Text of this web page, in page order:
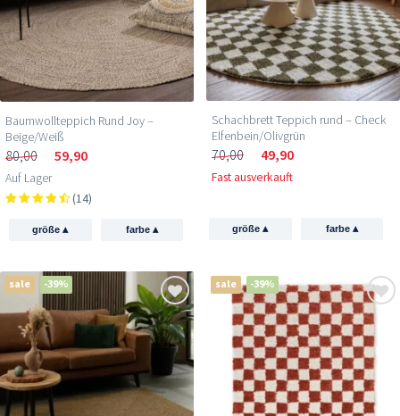
Baumwollteppich Rund Joy –
Beige/Weiß
80,00 59,90
Auf Lager
(14)
größe▴ farbe ▴
Schachbrett Teppich rund – Check
Elfenbein/Olivgrün
70,00 49,90
Fast ausverkauft
größe▴ farbe ▴
sale -39% sale -39%